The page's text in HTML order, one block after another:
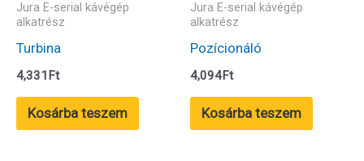
Jura E-serial kávégép
alkatrész
Turbina
4,331 Ft
Kosárba teszem
Jura E-serial kávégép
alkatrész
Pozícionáló
4,094Ft
Kosárba teszem